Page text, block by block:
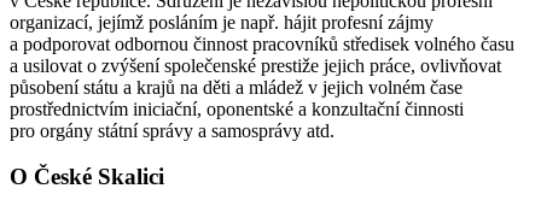
organizací, jejímž posláním je např. hájit profesní zájmy
a podporovat odbornou činnost pracovníků středisek volného času
a usilovat o zvýšení společenské prestiže jejich práce, ovlivňovat
působení státu a krajů na děti a mládež v jejich volném čase
prostřednictvím iniciační, oponentské a konzultační činnosti
pro orgány státní správy a samosprávy atd.
O České Skalici